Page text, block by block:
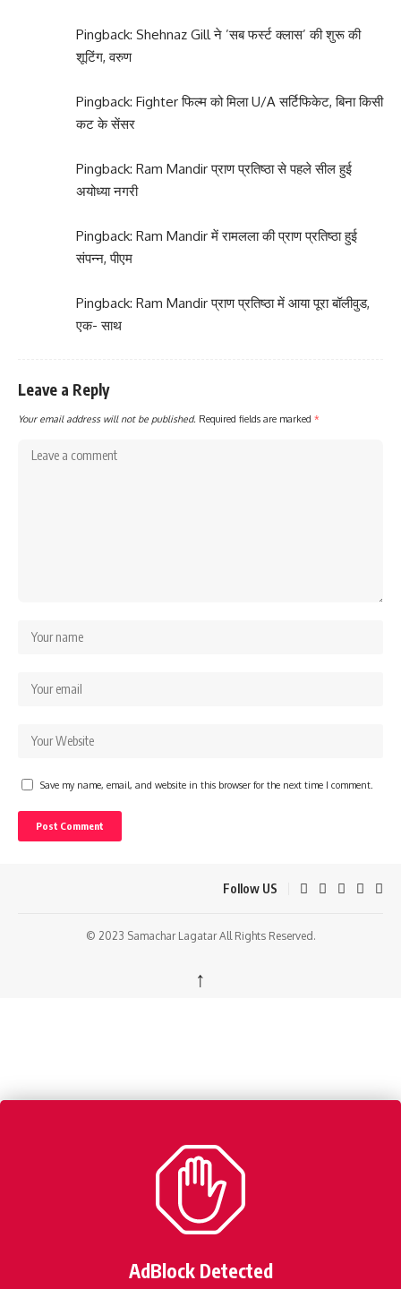
Pingback: Shehnaz Gill ने ’सब फर्स्ट क्लास’ की शुरू की
शूटिंग, वरुण
Pingback: Fighter फिल्म को मिला U/A सर्टिफिकेट, बिना किसी
कट के सेंसर
Pingback: Ram Mandir प्राण प्रतिष्ठा से पहले सील हुई
अयोध्या नगरी
Pingback: Ram Mandir में रामलला की प्राण प्रतिष्ठा हुई
संपन्न, पीएम
Pingback: Ram Mandir प्राण प्रतिष्ठा में आया पूरा बॉलीवुड,
एक- साथ
Leave a Reply
Your email address will not be published. Required fields are marked *
Save my name, email, and website in this browser for the next time I comment.
Follow US
© 2023 Samachar Lagatar All Rights Reserved.
↑
AdBlock Detected